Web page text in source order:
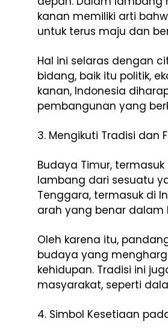
kanan memiliki arti
untuk terus maju dan
Hal ini selaras dengan
bidang, baik itu politik,
kanan, Indonesia
pembangunan yang
3. Mengikuti Tradisi dan
Budaya Timur,
lambang dari sesuatu
Tenggara, termasuk di
arah yang benar dalam
Oleh karena itu,
budaya yang
kehidupan. Tradisi ini
masyarakat, seperti
4. Simbol Kesetiaan